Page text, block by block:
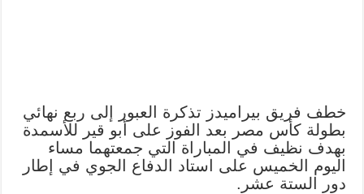
خطف فريق بيراميدز تذكرة العبور إلى ربع نهائي
بطولة كأس مصر بعد الفوز على أبو قير للأسمدة
بهدف نظيف في المباراة التي جمعتهما مساء
اليوم الخميس على استاد الدفاع الجوي في إطار
دور الستة عشر.